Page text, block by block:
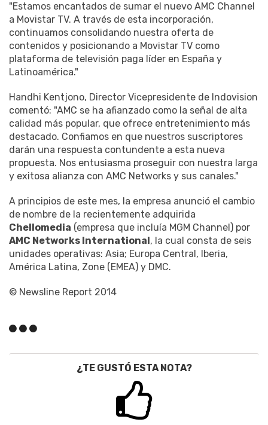
"Estamos encantados de sumar el nuevo AMC Channel
a Movistar TV. A través de esta incorporación,
continuamos consolidando nuestra oferta de
contenidos y posicionando a Movistar TV como
plataforma de televisión paga líder en España y
Latinoamérica."
Handhi Kentjono, Director Vicepresidente de Indovision
comentó: "AMC se ha afianzado como la señal de alta
calidad más popular, que ofrece entretenimiento más
destacado. Confiamos en que nuestros suscriptores
darán una respuesta contundente a esta nueva
propuesta. Nos entusiasma proseguir con nuestra larga
y exitosa alianza con AMC Networks y sus canales."
A principios de este mes, la empresa anunció el cambio
de nombre de la recientemente adquirida
Chellomedia (empresa que incluía MGM Channel) por
AMC Networks International, la cual consta de seis
unidades operativas: Asia; Europa Central, Iberia,
América Latina, Zone (EMEA) y DMC.
© Newsline Report 2014
¿TE GUSTÓ ESTA NOTA?